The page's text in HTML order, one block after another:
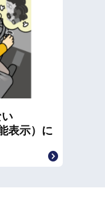
表示）に